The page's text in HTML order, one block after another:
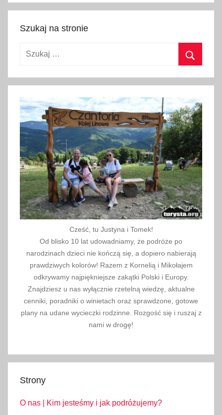
1
0
e
o
2
0
3
Szukaj na stronie
Szukaj:
Cześć, tu Justyna i Tomek!
Od blisko 10 lat udowadniamy, że podróże po
narodzinach dzieci nie kończą się, a dopiero nabierają
prawdziwych kolorów! Razem z Kornelią i Mikołajem
odkrywamy najpiękniejsze zakątki Polski i Europy.
Znajdziesz u nas wyłącznie rzetelną wiedzę, aktualne
cenniki, poradniki o winietach oraz sprawdzone, gotowe
plany na udane wycieczki rodzinne. Rozgość się i ruszaj z
nami w drogę!
Strony
O nas | Kim jesteśmy i jak podróżujemy?